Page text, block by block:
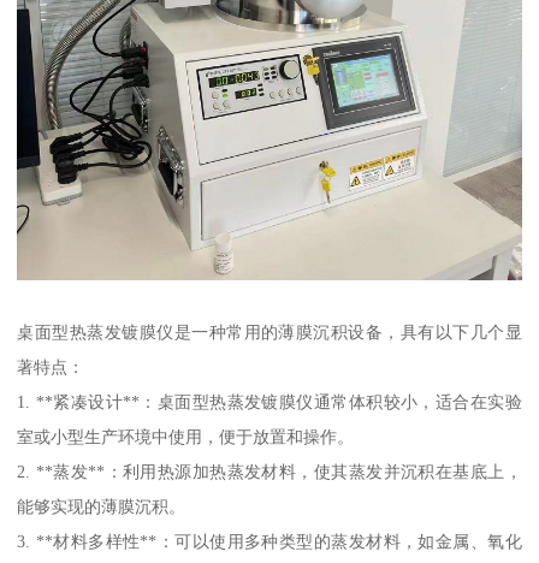
桌面型热蒸发镀膜仪是一种常用的薄膜沉积设备，具有以下几个显
著特点：
1. **紧凑设计**：桌面型热蒸发镀膜仪通常体积较小，适合在实验
室或小型生产环境中使用，便于放置和操作。
2. **蒸发**：利用热源加热蒸发材料，使其蒸发并沉积在基底上，
能够实现的薄膜沉积。
3. **材料多样性**：可以使用多种类型的蒸发材料，如金属、氧化